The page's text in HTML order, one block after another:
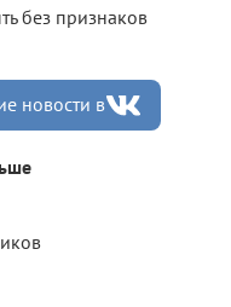
без признаков
новости в